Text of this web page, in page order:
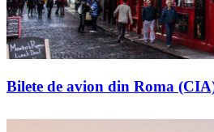
Bilete de avion din Roma